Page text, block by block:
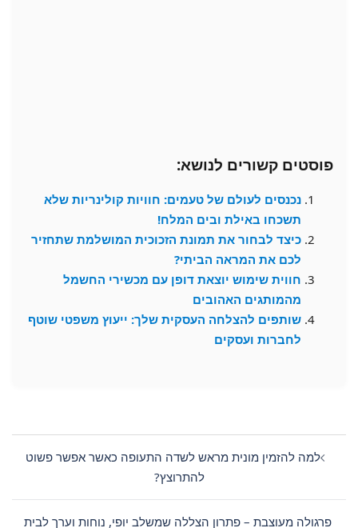
פוסטים קשורים לנושא:
נכנסים לעולם של טעמים: חוויות קולינריות שלא
תשכחו באילת ובים המלח!
כיצד לבחור את תמונת הזכוכית המושלמת שתחזיר
לכם את המראה הביתי?
חווית שימוש יוצאת דופן עם מכשירי החשמל
מהמותגים האהובים
שותפים להצלחה העסקית שלך: ייעוץ משפטי שוטף
לחברות ועסקים
navigation
למה להזמין מונית מראש לשדה התעופה כאשר אפשר פשוט
להתרוצץ?
פרגולה מעוצבת – פתרון הצללה שמשלב יופי, נוחות וערך לבית